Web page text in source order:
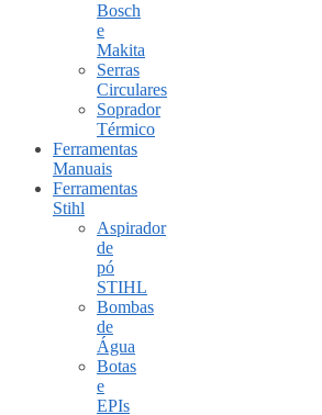
Bosch
e
Makita
Serras
Circulares
Soprador
Térmico
Ferramentas
Manuais
Ferramentas
Stihl
Aspirador
de
pó
STIHL
Bombas
de
Água
Botas
e
EPIs